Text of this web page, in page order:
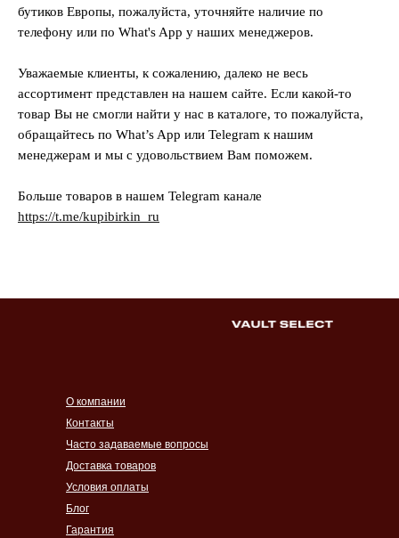
бутиков Европы, пожалуйста, уточняйте наличие по
телефону или по What's App у наших менеджеров.
Уважаемые клиенты, к сожалению, далеко не весь
ассортимент представлен на нашем сайте. Если какой-то
товар Вы не смогли найти у нас в каталоге, то пожалуйста,
обращайтесь по What’s App или Telegram к нашим
менеджерам и мы с удовольствием Вам поможем.
Больше товаров в нашем Telegram канале
https://t.me/kupibirkin_ru
Контакты
Часто задаваемые вопросы
Доставка товаров
Условия оплаты
Гарантия
Блог
О компании